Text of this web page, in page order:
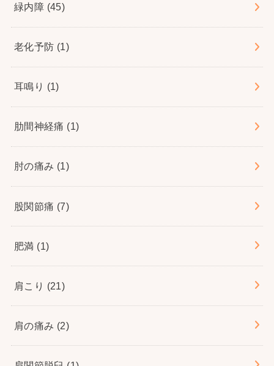
緑内障 (45)
老化予防 (1)
耳鳴り (1)
肋間神経痛 (1)
肘の痛み (1)
股関節痛 (7)
肥満 (1)
肩こり (21)
肩の痛み (2)